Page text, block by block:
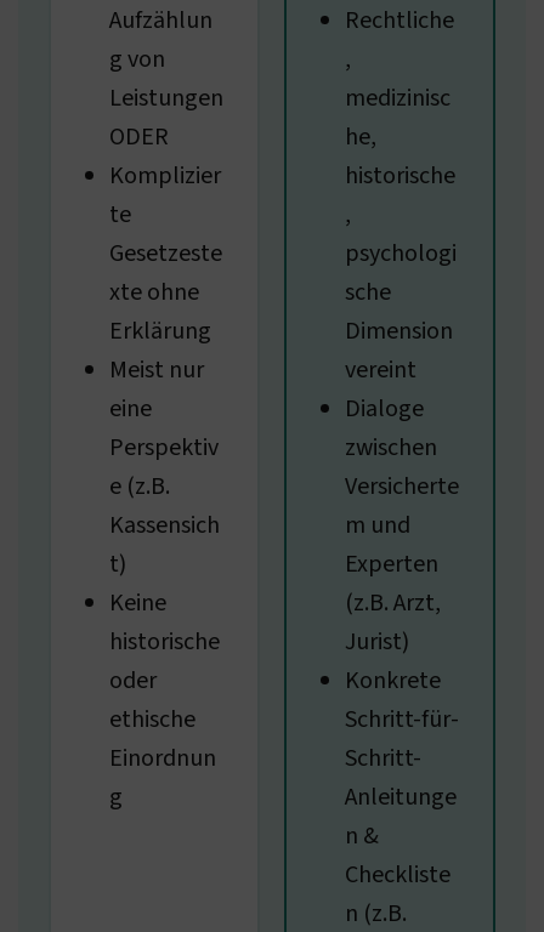
Aufzählun
g von
Leistungen
ODER
Komplizier
te
Gesetzeste
xte ohne
Erklärung
Meist nur
eine
Perspektiv
e (z.B.
Kassensich
t)
Keine
historische
oder
ethische
Einordnun
g
Rechtliche
,
medizinisc
he,
historische
,
psychologi
sche
Dimension
vereint
Dialoge
zwischen
Versicherte
m und
Experten
(z.B. Arzt,
Jurist)
Konkrete
Schritt-für-
Schritt-
Anleitunge
n &
Checkliste
n (z.B.